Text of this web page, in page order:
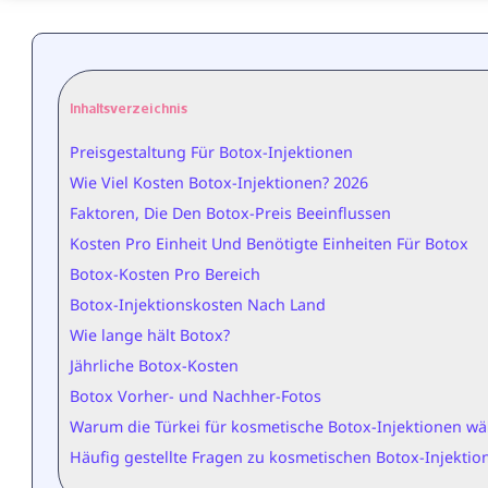
Inhaltsverzeichnis
Preisgestaltung Für Botox-Injektionen
Wie Viel Kosten Botox-Injektionen? 2026
Faktoren, Die Den Botox-Preis Beeinflussen
Kosten Pro Einheit Und Benötigte Einheiten Für Botox
Botox-Kosten Pro Bereich
Botox-Injektionskosten Nach Land
Wie lange hält Botox?
Jährliche Botox-Kosten
Botox Vorher- und Nachher-Fotos
Warum die Türkei für kosmetische Botox-Injektionen
Häufig gestellte Fragen zu kosmetischen Botox-